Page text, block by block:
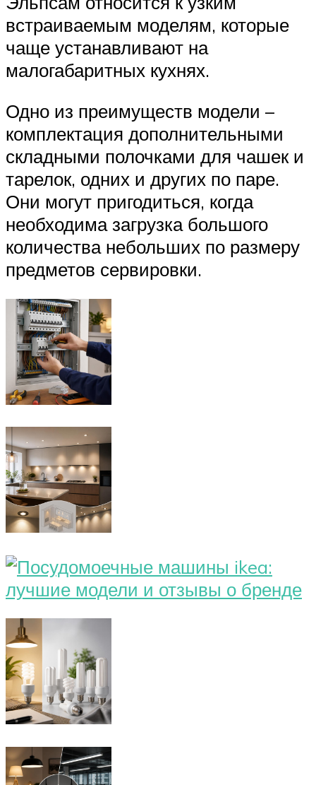
встраиваемым моделям, которые
чаще устанавливают на
малогабаритных кухнях.
Одно из преимуществ модели –
комплектация дополнительными
складными полочками для чашек и
тарелок, одних и других по паре.
Они могут пригодиться, когда
необходима загрузка большого
количества небольших по размеру
предметов сервировки.